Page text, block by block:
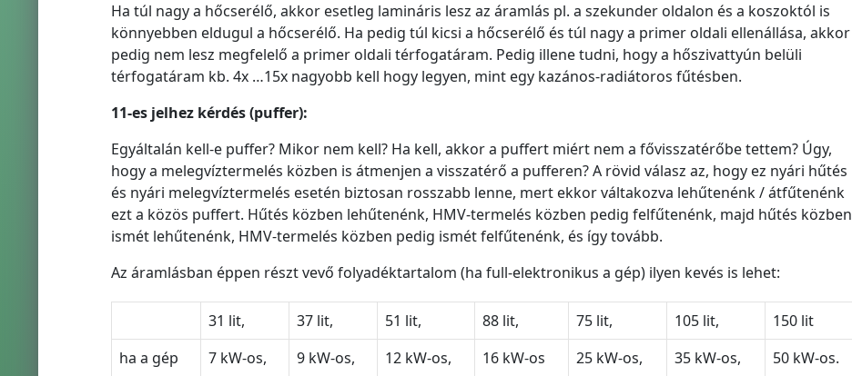
Ha túl nagy a hőcserélő, akkor esetleg lamináris lesz az áramlás pl. a szekunder oldalon és a koszoktól is
könnyebben eldugul a hőcserélő. Ha pedig túl kicsi a hőcserélő és túl nagy a primer oldali ellenállása, akkor
pedig nem lesz megfelelő a primer oldali térfogatáram. Pedig illene tudni, hogy a hőszivattyún belüli
térfogatáram kb. 4x …15x nagyobb kell hogy legyen, mint egy kazános-radiátoros fűtésben.
11-es jelhez kérdés (puffer):
Egyáltalán kell-e puffer? Mikor nem kell? Ha kell, akkor a puffert miért nem a fővisszatérőbe tettem? Úgy,
hogy a melegvíztermelés közben is átmenjen a visszatérő a pufferen? A rövid válasz az, hogy ez nyári hűtés
és nyári melegvíztermelés esetén biztosan rosszabb lenne, mert ekkor váltakozva lehűtenénk / átfűtenénk
ezt a közös puffert. Hűtés közben lehűtenénk, HMV-termelés közben pedig felfűtenénk, majd hűtés közben
ismét lehűtenénk, HMV-termelés közben pedig ismét felfűtenénk, és így tovább.
Az áramlásban éppen részt vevő folyadéktartalom (ha full-elektronikus a gép) ilyen kevés is lehet:
31 lit, 37 lit, 51 lit, 88 lit, 75 lit, 105 lit,
150 lit
ha a gép
7 kW-os, 9 kW-os, 12 kW-os, 16 kW-os 25 kW-os, 35 kW-os, 50 kW-os.